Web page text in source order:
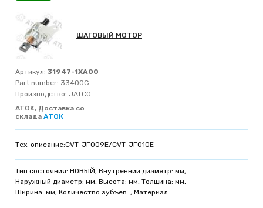
ШАГОВЫЙ МОТОР
Артикул: 31947-1XA00
Part number: 33400G
Производство: JATCO
ATOK, Доставка со
склада АТОК
Тех. описание:CVT-JF009E/CVT-JF010E
Тип состояния: НОВЫЙ, Внутренний диаметр: мм,
Наружный диаметр: мм, Высота: мм, Толщина: мм,
Ширина: мм, Количество зубъев: , Материал: